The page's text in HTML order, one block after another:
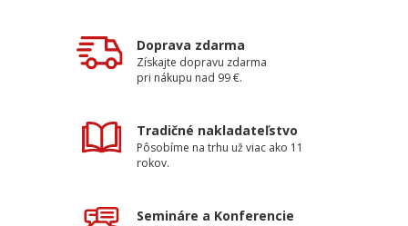
Doprava zdarma
Získajte dopravu zdarma
pri nákupu nad 99 €.
Tradičné nakladateľstvo
Pôsobíme na trhu už viac ako 11
rokov.
Semináre a Konferencie